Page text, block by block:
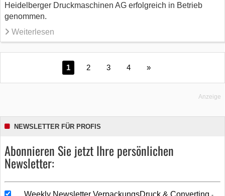
Heidelberger Druckmaschinen AG erfolgreich in Betrieb
genommen.
Weiterlesen
1 2 3 4 »
Anzeige
NEWSLETTER FÜR PROFIS
Abonnieren Sie jetzt Ihre persönlichen
Newsletter: